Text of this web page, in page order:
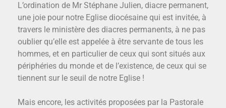
L’ordination de Mr Stéphane Julien, diacre permanent,
une joie pour notre Eglise diocésaine qui est invitée, à
travers le ministère des diacres permanents, à ne pas
oublier qu’elle est appelée à être servante de tous les
hommes, et en particulier de ceux qui sont situés aux
périphéries du monde et de l’existence, de ceux qui se
tiennent sur le seuil de notre Eglise !
Mais encore, les activités proposées par la Pastorale